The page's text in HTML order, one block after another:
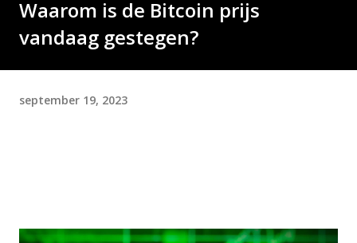
Waarom is de Bitcoin prijs
vandaag gestegen?
september 19, 2023